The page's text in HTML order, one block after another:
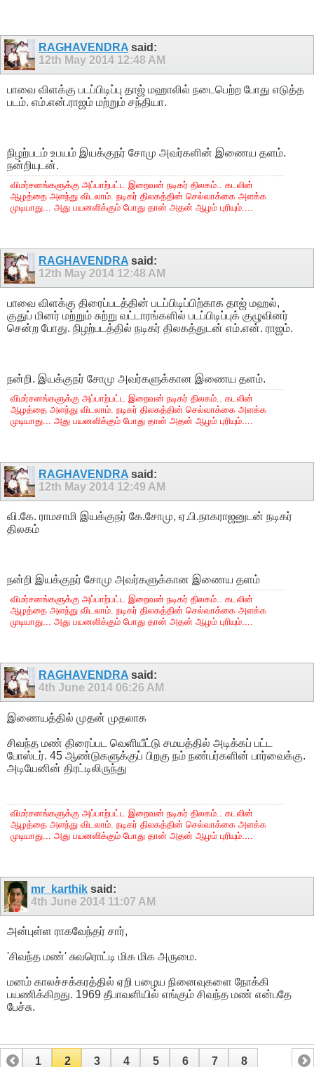
RAGHAVENDRA said:
12th May 2014 12:48 AM
பாவை விளக்கு படப்பிடிப்பு தாஜ் மஹாலில் நடைபெற்ற போது எடுத்த
படம். எம்.என்.ராஜம் மற்றும் சந்தியா.
நிழற்படம் உபயம் இயக்குநர் சோமு அவர்களின் இணைய தளம்.
நன்றியுடன்.
விமர்சனங்களுக்கு அப்பாற்பட்ட இறைவன் நடிகர் திலகம்.. கடலின்
ஆழத்தை அளந்து விடலாம். நடிகர் திலகத்தின் செல்வாக்கை அளக்க
முடியாது... அது பயனளிக்கும் போது தான் அதன் ஆழம் புரியும்....
RAGHAVENDRA said:
12th May 2014 12:48 AM
பாவை விளக்கு திரைப்படத்தின் படப்பிடிப்பிற்காக தாஜ் மஹல்,
குதுப் மினர் மற்றும் சுற்று வட்டாரங்களில் படப்பிடிப்புக் குழுவினர்
சென்ற போது. நிழற்படத்தில் நடிகர் திலகத்துடன் எம்.என். ராஜம்.
நன்றி. இயக்குநர் சோமு அவர்களுக்கான இணைய தளம்.
விமர்சனங்களுக்கு அப்பாற்பட்ட இறைவன் நடிகர் திலகம்.. கடலின்
ஆழத்தை அளந்து விடலாம். நடிகர் திலகத்தின் செல்வாக்கை அளக்க
முடியாது... அது பயனளிக்கும் போது தான் அதன் ஆழம் புரியும்....
RAGHAVENDRA said:
12th May 2014 12:49 AM
வி.கே. ராமசாமி இயக்குநர் கே.சோமு, ஏ.பி.நாகராஜனுடன் நடிகர்
திலகம்
நன்றி இயக்குநர் சோமு அவர்களுக்கான இணைய தளம்
விமர்சனங்களுக்கு அப்பாற்பட்ட இறைவன் நடிகர் திலகம்.. கடலின்
ஆழத்தை அளந்து விடலாம். நடிகர் திலகத்தின் செல்வாக்கை அளக்க
முடியாது... அது பயனளிக்கும் போது தான் அதன் ஆழம் புரியும்....
RAGHAVENDRA said:
4th June 2014 06:26 AM
இணையத்தில் முதன் முதலாக
சிவந்த மண் திரைப்பட வெளியீட்டு சமயத்தில் அடிக்கப் பட்ட
போஸ்டர். 45 ஆண்டுகளுக்குப் பிறகு நம் நண்பர்களின் பார்வைக்கு.
அடியேனின் திரட்டிலிருந்து
விமர்சனங்களுக்கு அப்பாற்பட்ட இறைவன் நடிகர் திலகம்.. கடலின்
ஆழத்தை அளந்து விடலாம். நடிகர் திலகத்தின் செல்வாக்கை அளக்க
முடியாது... அது பயனளிக்கும் போது தான் அதன் ஆழம் புரியும்....
mr_karthik said:
4th June 2014 11:07 AM
அன்புள்ள ராகவேந்தர் சார்,
'சிவந்த மண்' சுவரொட்டி மிக மிக அருமை.
மனம் காலச்சக்கரத்தில் ஏறி பழைய நினைவுகளை நோக்கி
பயணிக்கிறது. 1969 தீபாவளியில் எங்கும் சிவந்த மண் என்பதே
பேச்சு.
1 2 3 4 5 6 7 8